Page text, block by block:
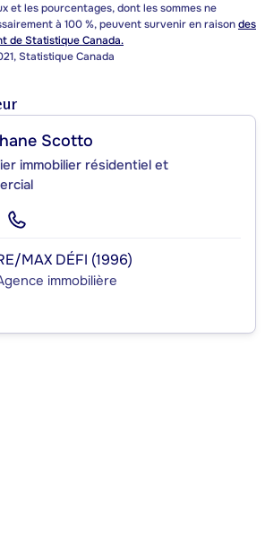
et les pourcentages, dont les sommes ne
à 100 %, peuvent survenir en raisondes
de Statistique Canada.
Statistique Canada
Scotto
immobilier résidentiel et
MAX DÉFI (1996)
immobilière